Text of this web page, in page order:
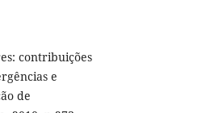
contribuições
e
de